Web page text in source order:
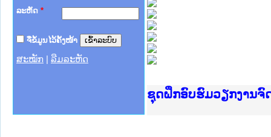
ລະຫັດ *
ຈື່ຂໍ້ມູນໄວ້ຄັ້ງໜ້າ
ສະໝັກ ລືມລະຫັດ
Ministry of Justice
ເຜີຍແຜ່ວັບໄຊຈົດໝາຍເ
ກະຊວງຍຸຕິທຳ
ຊຸດຝຶກອົບຮົມວຽກງານຈົ
ກອງປະຊຸມທົບທວນຄືນກ
ຝຶກອົບຮົມ ຜູ່ປະສານງາ
ຝຶກອົບຮົມ ຜູ່ປະສານງາ
ເຜີຍແຜ່ແອັບກົດໝາຍລາ
ເຜີຍແຜ່ແອັບກົດໝາຍລາ
ຍົກລະດັບວຽກງານຈົດໝ
ຊຸດຝຶກອົບຮົມວຽກງານຈົ